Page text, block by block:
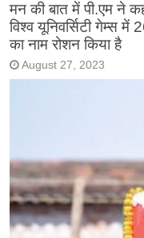
मन की बात में पी.एम ने
विश्व यूनिवर्सिटी गेम्स
का नाम रोशन किया है
August 27, 2023